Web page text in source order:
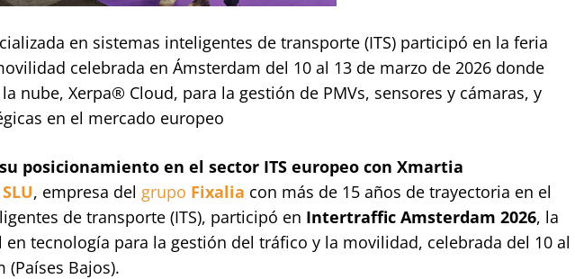
en sistemas inteligentes de transporte (ITS) participó en la feria
celebrada en Ámsterdam del 10 al 13 de marzo de 2026 donde
nube, Xerpa® Cloud, para la gestión de PMVs, sensores y cámaras, y
en el mercado europeo
posicionamiento en el sector ITS europeo con Xmartia
, empresa del grupo Fixalia con más de 15 años de trayectoria en el
de transporte (ITS), participó en Intertraffic Amsterdam 2026, la
tecnología para la gestión del tráfico y la movilidad, celebrada del 10 al
(Países Bajos).